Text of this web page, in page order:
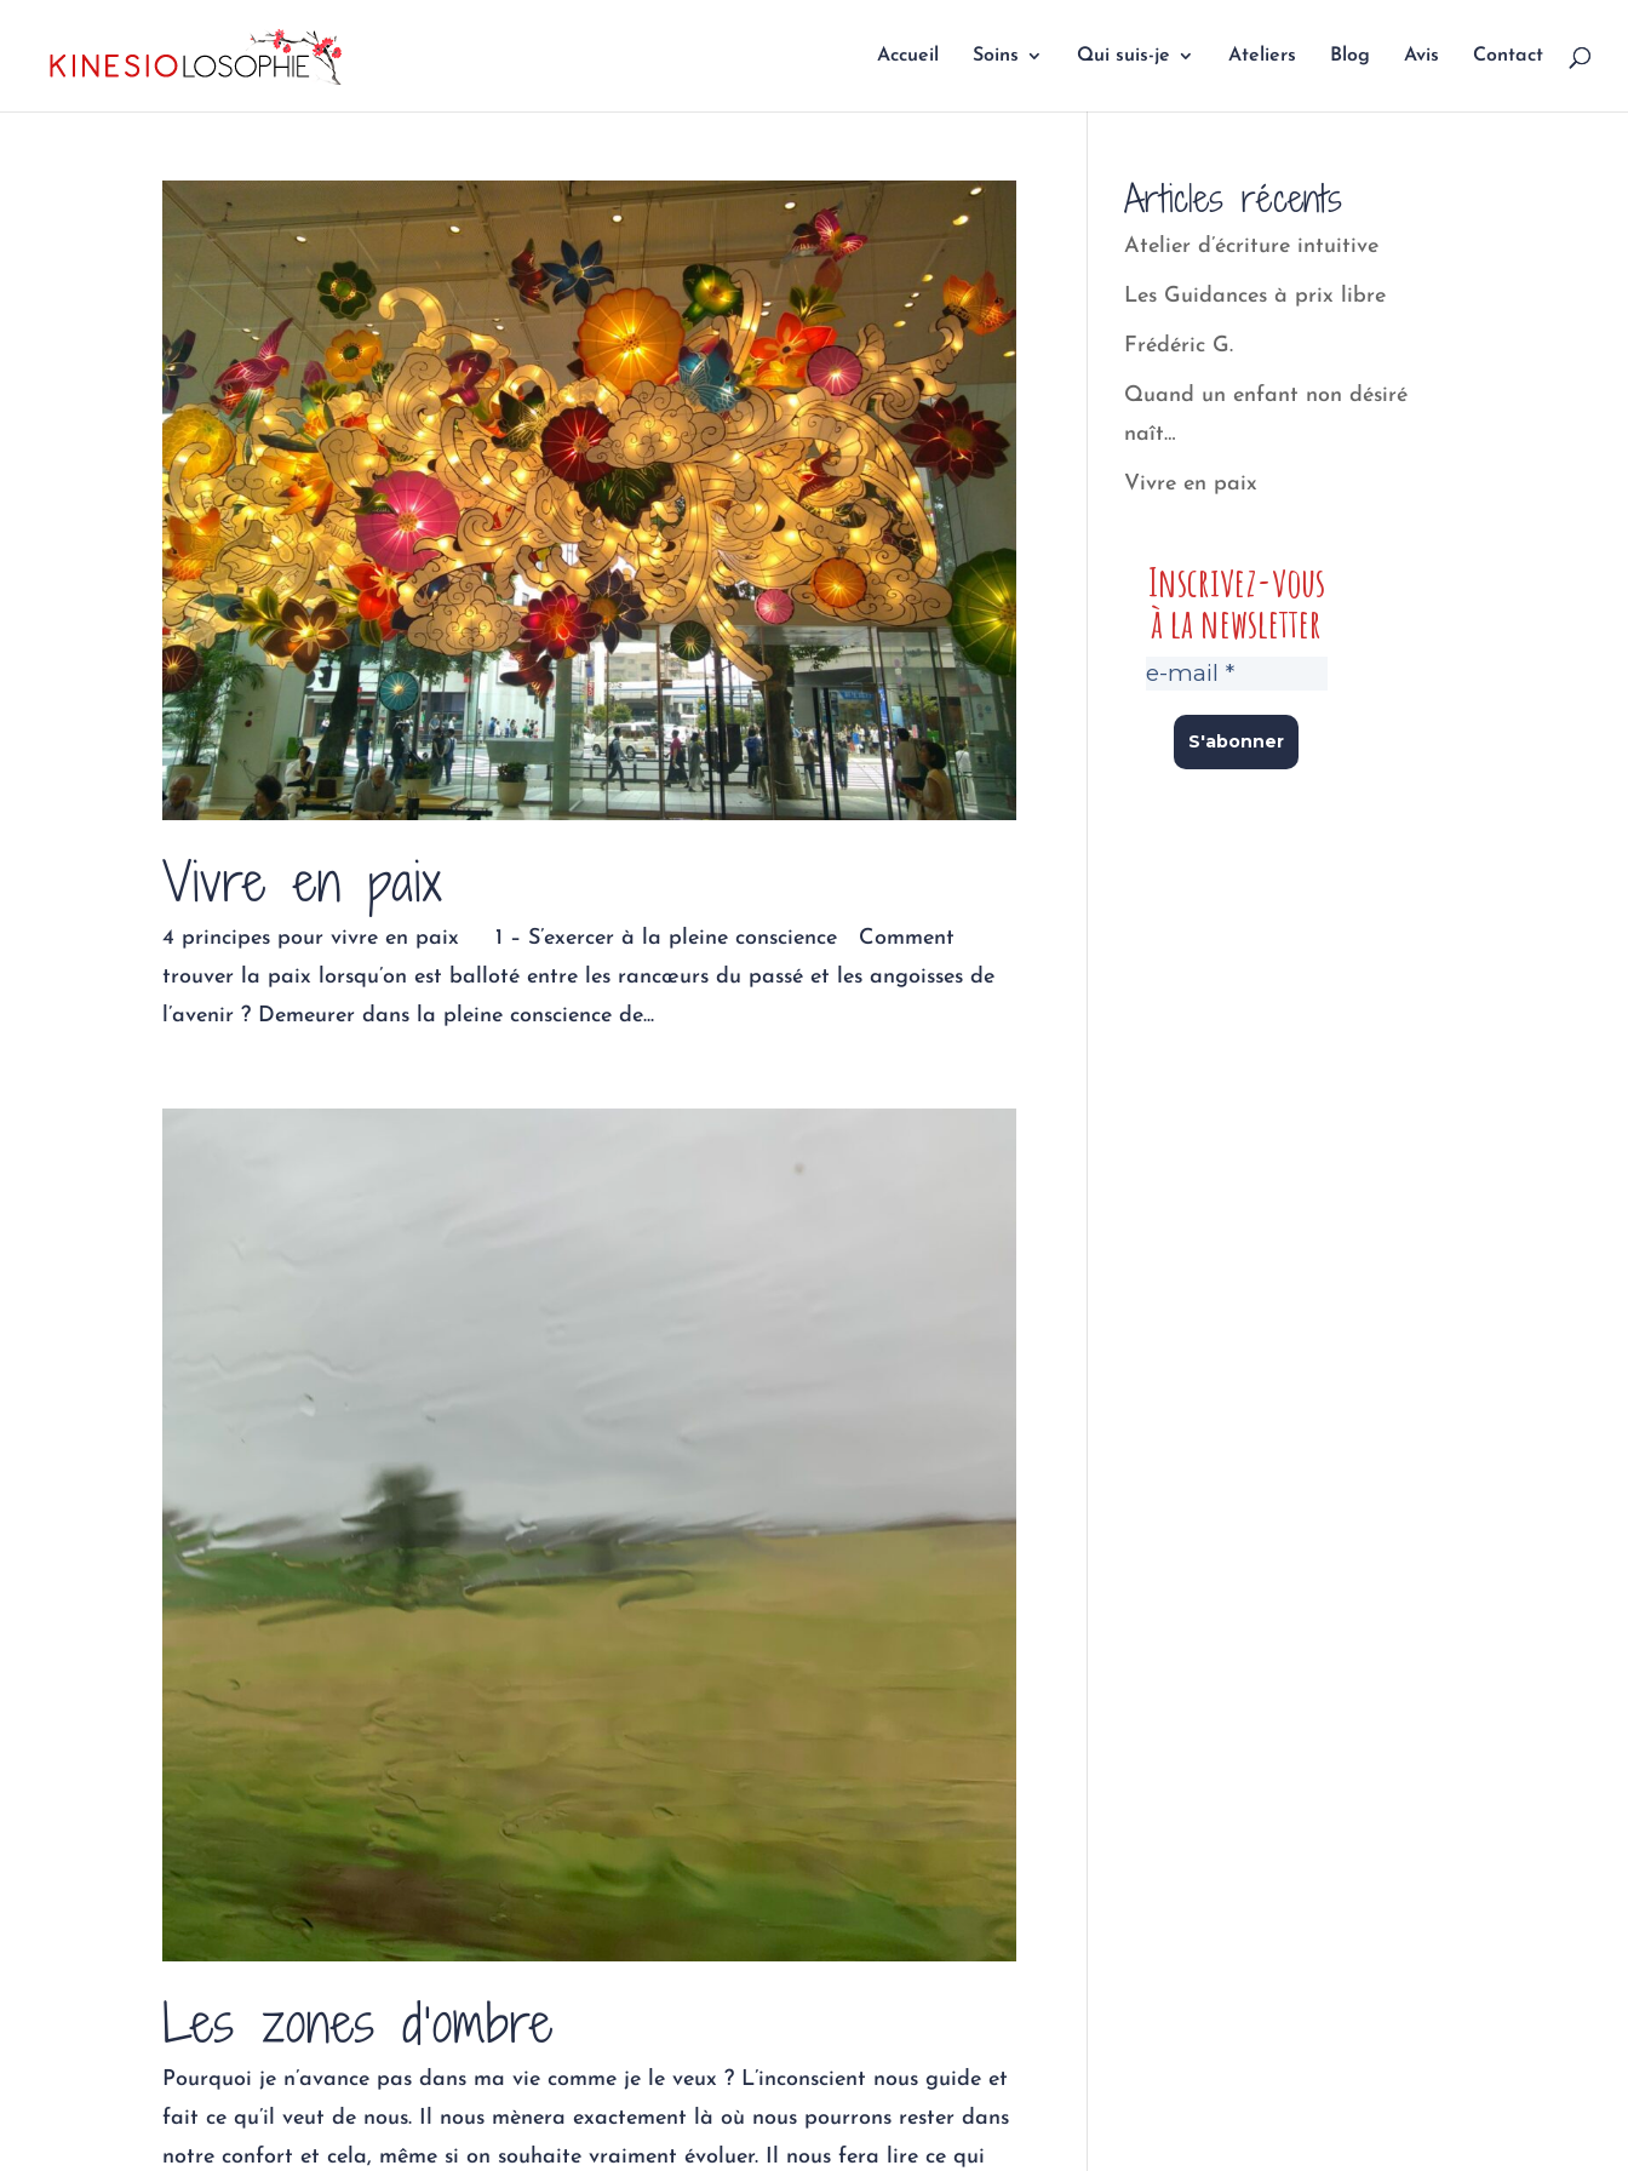
Accueil Soins Qui suis-je Ateliers Blog Avis Contact
Vivre en paix
4 principes pour vivre en paix 1 – S’exercer à la pleine conscience Comment
trouver la paix lorsqu’on est balloté entre les rancœurs du passé et les angoisses de
l’avenir ? Demeurer dans la pleine conscience de...
Les zones d’ombre
Pourquoi je n’avance pas dans ma vie comme je le veux ? L’inconscient nous guide et
fait ce qu’il veut de nous. Il nous mènera exactement là où nous pourrons rester dans
notre confort et cela, même si on souhaite vraiment évoluer. Il nous fera lire ce qui
Articles récents
Atelier d’écriture intuitive
Les Guidances à prix libre
Frédéric G.
Quand un enfant non désiré
naît…
Vivre en paix
Inscrivez-vous
à la newsletter